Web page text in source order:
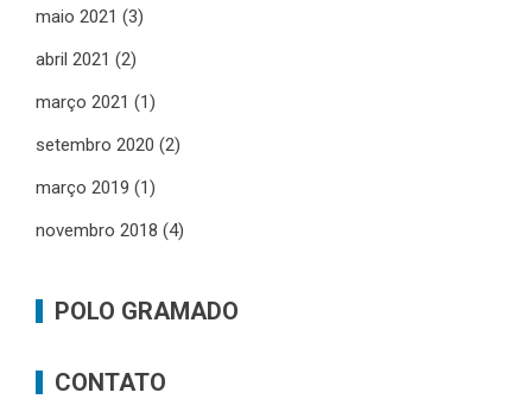
maio 2021 (3)
abril 2021 (2)
março 2021 (1)
setembro 2020 (2)
março 2019 (1)
novembro 2018 (4)
POLO GRAMADO
CONTATO